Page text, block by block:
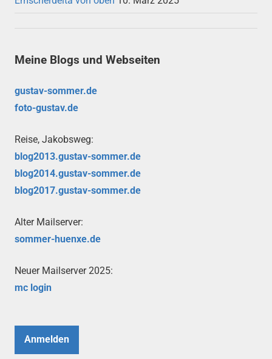
Meine Blogs und Webseiten
gustav-sommer.de
foto-gustav.de
Reise, Jakobsweg:
blog2013.gustav-sommer.de
blog2014.gustav-sommer.de
blog2017.gustav-sommer.de
Alter Mailserver:
sommer-huenxe.de
Neuer Mailserver 2025:
mc login
Anmelden